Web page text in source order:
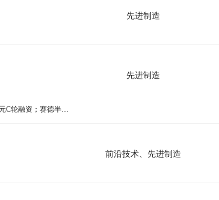
先进制造
广立微上市；宇谷科技完成数亿元C轮融资；赛德半导体完成近亿元B轮融资丨浙氪一周
先进制造
前沿技术、先进制造